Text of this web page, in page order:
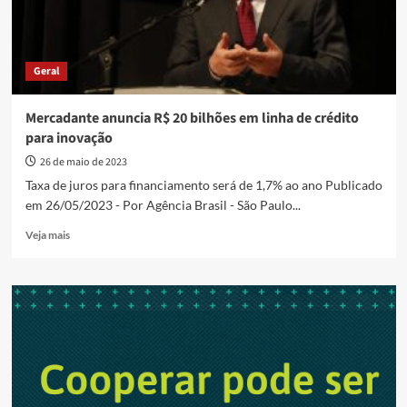
Geral
Mercadante anuncia R$ 20 bilhões em linha de crédito
para inovação
26 de maio de 2023
Taxa de juros para financiamento será de 1,7% ao ano Publicado
em 26/05/2023 - Por Agência Brasil - São Paulo...
Veja maisRead
Mercadante
anuncia
em
linha